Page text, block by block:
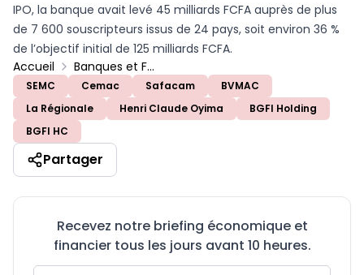
IPO, la banque avait levé 45 milliards FCFA auprès de plus
de 7 600 souscripteurs issus de 24 pays, soit environ 36 %
de l’objectif initial de 125 milliards FCFA.
Accueil
Banques et Finance
SEMC Cemac Safacam
BVMAC
La Régionale
Henri Claude Oyima
BGFI Holding
BGFI HC
Partager
Recevez notre briefing économique et
financier tous les jours avant 10 heures.